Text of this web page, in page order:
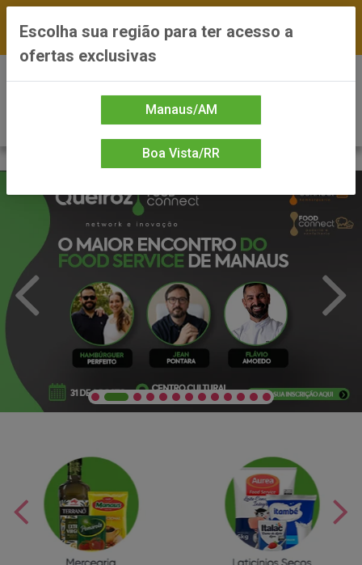
*Preços exclusivos do site — Entrega em até 24h
Escolha sua região para ter acesso a
ofertas exclusivas
Manaus/AM
Boa Vista/RR